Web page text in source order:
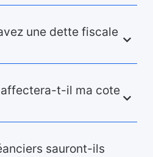
une dette fiscale
t-il ma cote
sauront-ils